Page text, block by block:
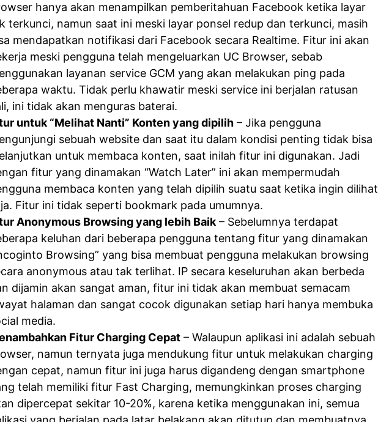
hanya akan menampilkan pemberitahuan Facebook ketika layar
terkunci, namun saat ini meski layar ponsel redup dan terkunci, masih
mendapatkan notifikasi dari Facebook secara Realtime. Fitur ini akan
meski pengguna telah mengeluarkan UC Browser, sebab
layanan service GCM yang akan melakukan ping pada
waktu. Tidak perlu khawatir meski service ini berjalan ratusan
ini tidak akan menguras baterai.
untuk “Melihat Nanti” Konten yang dipilih – Jika pengguna
sebuah website dan saat itu dalam kondisi penting tidak bisa
untuk membaca konten, saat inilah fitur ini digunakan. Jadi
fitur yang dinamakan “Watch Later” ini akan mempermudah
membaca konten yang telah dipilih suatu saat ketika ingin dilihat
Fitur ini tidak seperti bookmark pada umumnya.
Anonymous Browsing yang lebih Baik – Sebelumnya terdapat
keluhan dari beberapa pengguna tentang fitur yang dinamakan
Browsing” yang bisa membuat pengguna melakukan browsing
anonymous atau tak terlihat. IP secara keseluruhan akan berbeda
dijamin akan sangat aman, fitur ini tidak akan membuat semacam
halaman dan sangat cocok digunakan setiap hari hanya membuka
media.
Fitur Charging Cepat – Walaupun aplikasi ini adalah sebuah
namun ternyata juga mendukung fitur untuk melakukan charging
cepat, namun fitur ini juga harus digandeng dengan smartphone
telah memiliki fitur Fast Charging, memungkinkan proses charging
dipercepat sekitar 10-20%, karena ketika menggunakan ini, semua